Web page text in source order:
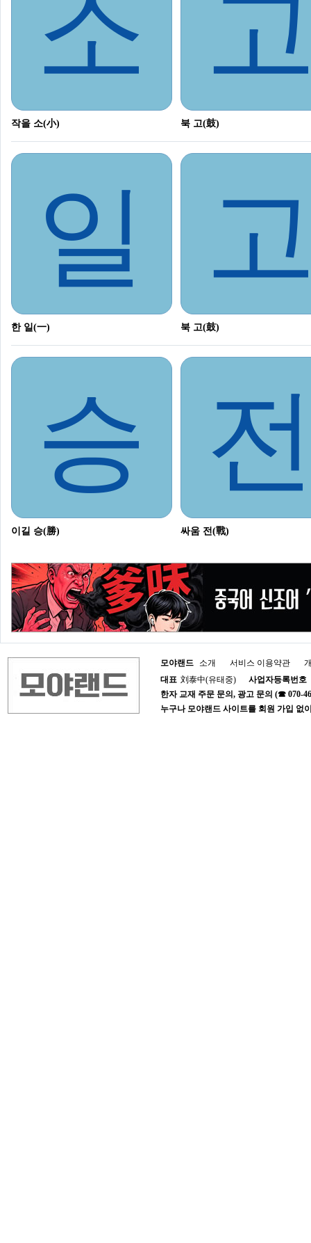
소
작을 소(小) 북 고(鼓)
일
한 일(一) 북 고(鼓)
승
이길 승(勝) 싸움 전(戰)
모야랜드 소개 서비스 이용약관
대표 刘泰中(유태중) 사업자등록번호
한자 교재 주문 문의, 광고 문의 (☎ 070-
누구나 모야랜드 사이트를 회원 가입 없